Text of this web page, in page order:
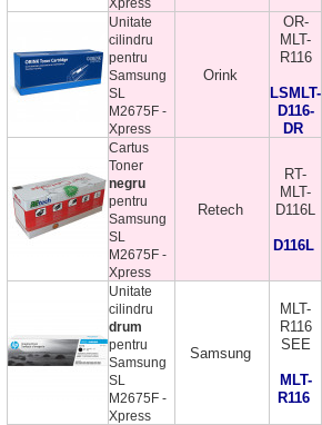
Unitate
cilindru
pentru
Samsung
SL
M2675F -
Xpress
Orink
OR-
MLT-
R116
LSMLT-
D116-
DR
Cartus
Toner
negru
pentru
Samsung
SL
M2675F -
Xpress
Retech
RT-
MLT-
D116L
D116L
Unitate
cilindru
drum
pentru
Samsung
SL
M2675F -
Xpress
Samsung
MLT-
R116
SEE
MLT-
R116